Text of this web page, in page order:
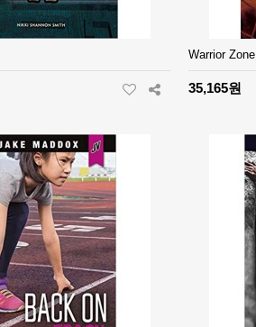
Warrior Zone
35,165원